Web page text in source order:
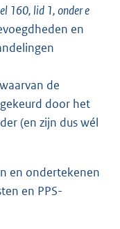
160, lid 1, onder e
en
de
door het
(en zijn dus wél
en ondertekenen
en PPS-